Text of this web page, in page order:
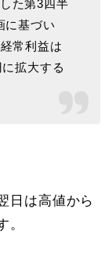
た第3四半
に基づい
常利益は
拡大する
日は高値から
。